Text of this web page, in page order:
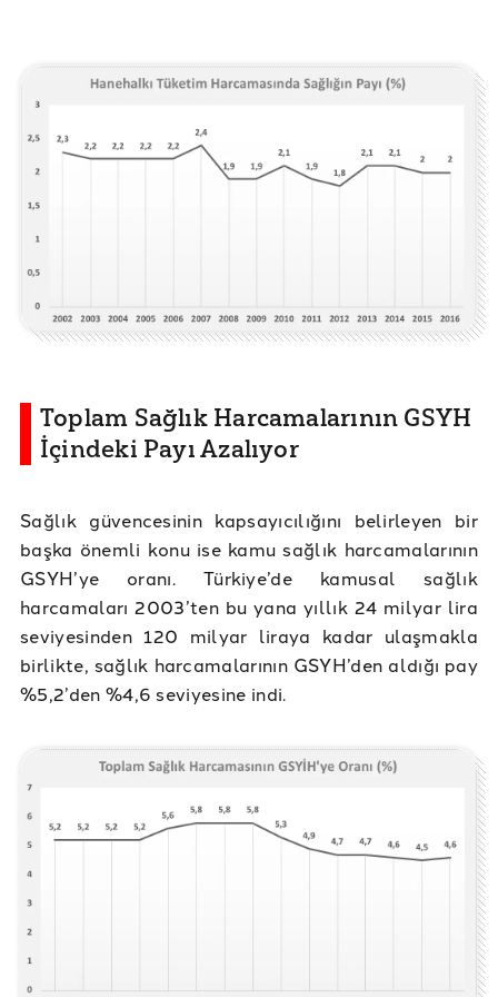
Toplam Sağlık Harcamalarının GSYH
İçindeki Payı Azalıyor
Sağlık güvencesinin kapsayıcılığını belirleyen bir
başka önemli konu ise kamu sağlık harcamalarının
GSYH’ye oranı. Türkiye’de kamusal sağlık
harcamaları 2003’ten bu yana yıllık 24 milyar lira
seviyesinden 120 milyar liraya kadar ulaşmakla
birlikte, sağlık harcamalarının GSYH’den aldığı pay
%5,2’den %4,6 seviyesine indi.